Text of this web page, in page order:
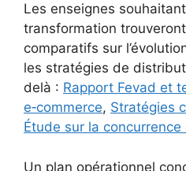
Les enseignes
transformation
comparatifs sur
les stratégies de
delà : Rapport Fevad et
e‑commerce, Stratégies
Étude sur la
Un plan opérationnel